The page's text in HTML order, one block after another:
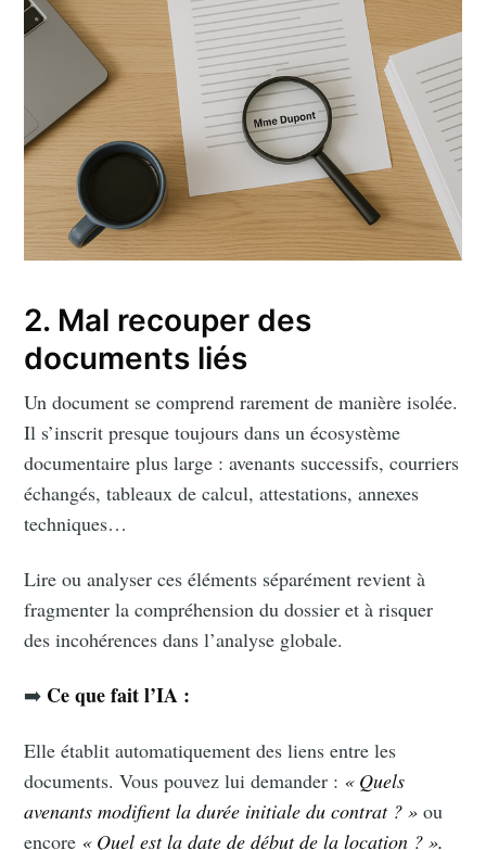
2. Mal recouper des
documents liés
Un document se comprend rarement de manière isolée.
Il s’inscrit presque toujours dans un écosystème
documentaire plus large : avenants successifs, courriers
échangés, tableaux de calcul, attestations, annexes
techniques…
Lire ou analyser ces éléments séparément revient à
fragmenter la compréhension du dossier et à risquer
des incohérences dans l’analyse globale.
➡️ Ce que fait l’IA :
Elle établit automatiquement des liens entre les
documents. Vous pouvez lui demander : « Quels
avenants modifient la durée initiale du contrat ? » ou
encore « Quel est la date de début de la location ? ».